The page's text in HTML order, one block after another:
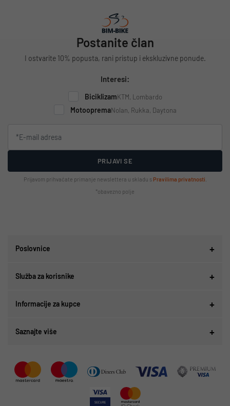
Postanite član
I ostvarite 10% popusta, rani pristup i ekskluzivne ponude.
Interesi:
BiciklizamKTM, Lombardo
MotoopremaNolan, Rukka, Daytona
PRIJAVI SE
Prijavom prihvaćate primanje newslettera u skladu s Pravilima privatnosti
*obavezno polje
Poslovnice
Služba za korisnike
Informacije za kupce
Saznajte više